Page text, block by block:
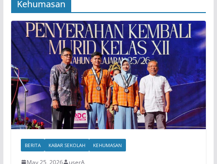
Kehumasan
BERITA KABAR SEKOLAH KEHUMASAN
May 25, 2026 userA